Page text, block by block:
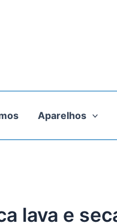
Aparelhos
lava e